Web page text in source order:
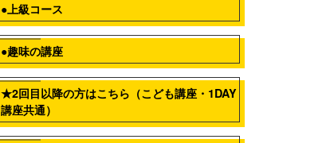
●上級コース
●趣味の講座
★2回目以降の方はこちら（こども講座・1DAY
講座共通）